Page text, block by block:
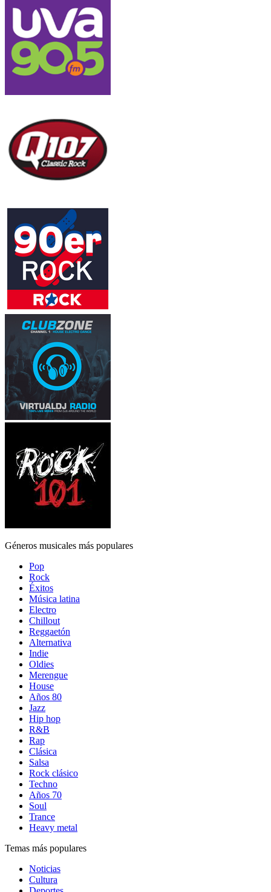
Géneros musicales más populares
Pop
Rock
Éxitos
Música latina
Electro
Chillout
Reggaetón
Alternativa
Indie
Oldies
Merengue
House
Años 80
Jazz
Hip hop
R&B
Rap
Clásica
Salsa
Rock clásico
Techno
Años 70
Soul
Trance
Heavy metal
Temas más populares
Noticias
Cultura